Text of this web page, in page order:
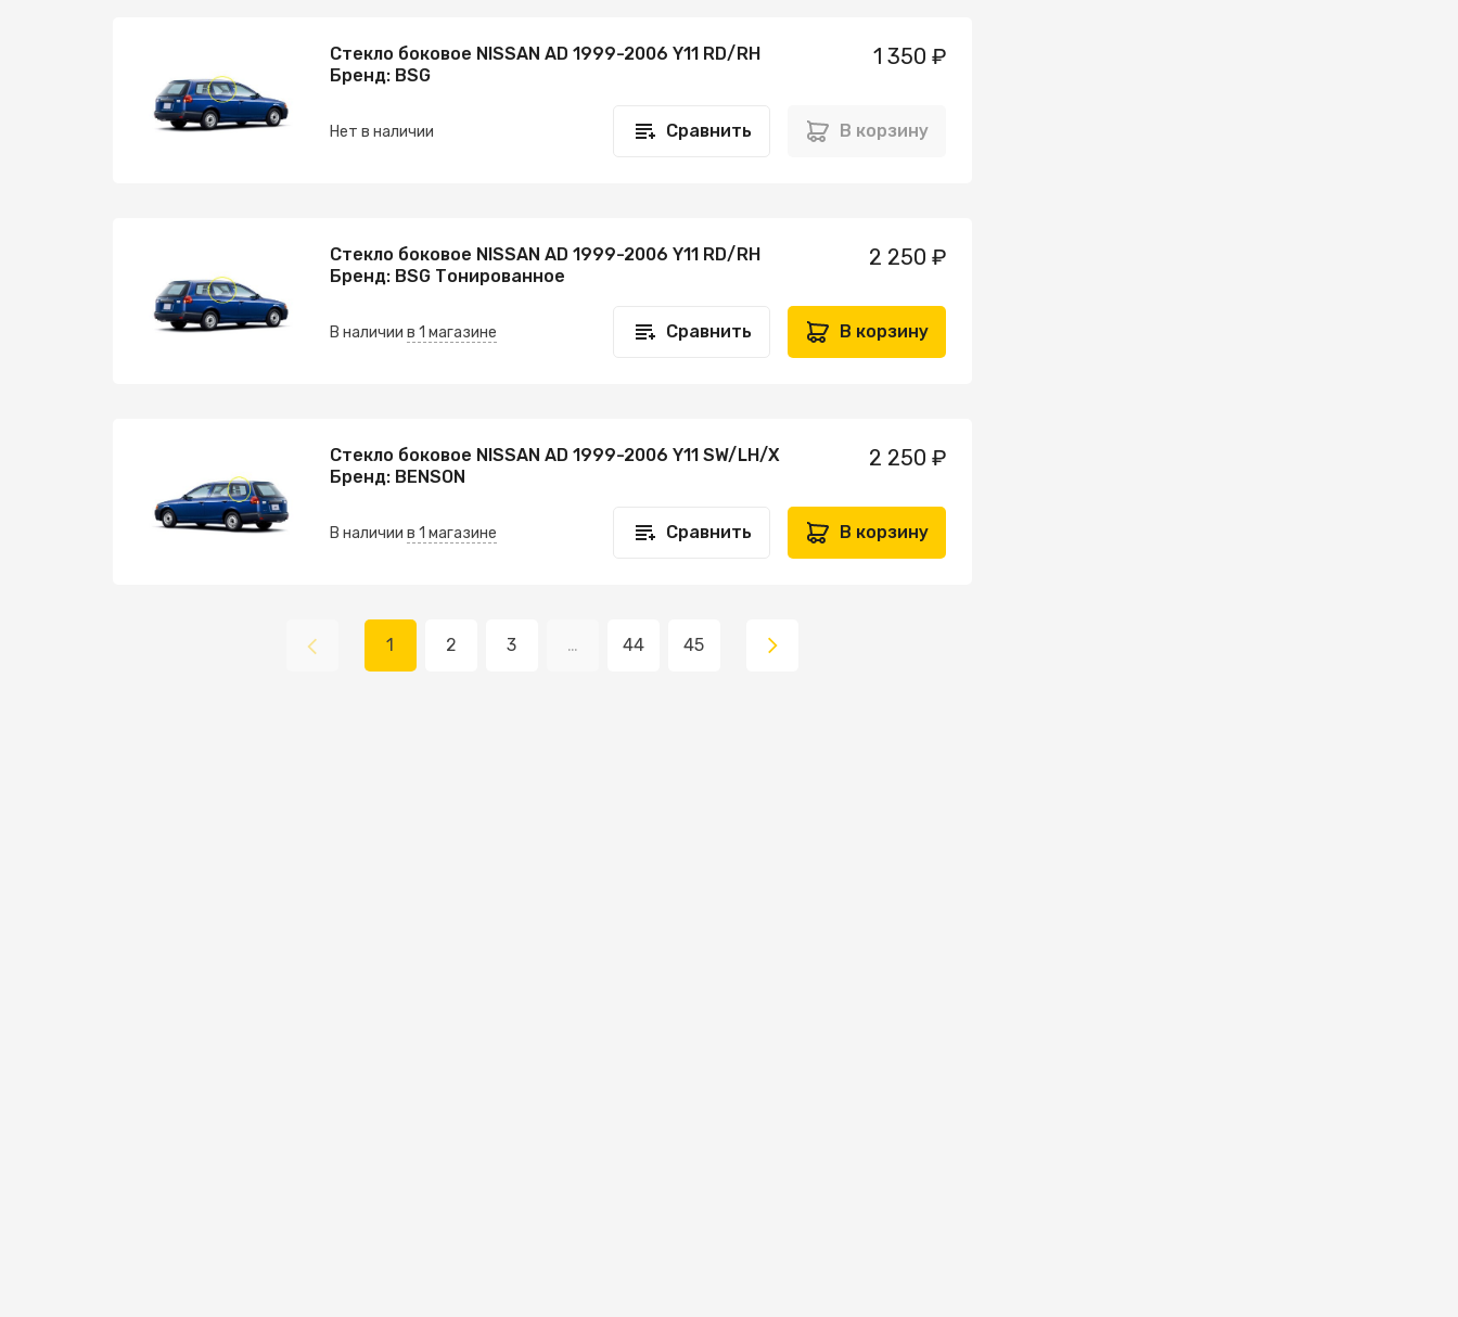
Стекло боковое NISSAN AD 1999-2006 Y11 RD/RH
Бренд: BSG
1 350 ₽
Нет в наличии Сравнить В корзину
Стекло боковое NISSAN AD 1999-2006 Y11 RD/RH
Бренд: BSG Тонированное
2 250 ₽
В наличии в 1 магазине Сравнить В корзину
Стекло боковое NISSAN AD 1999-2006 Y11 SW/LH/X
Бренд: BENSON
2 250 ₽
В наличии в 1 магазине Сравнить В корзину
1 2 3 … 44 45